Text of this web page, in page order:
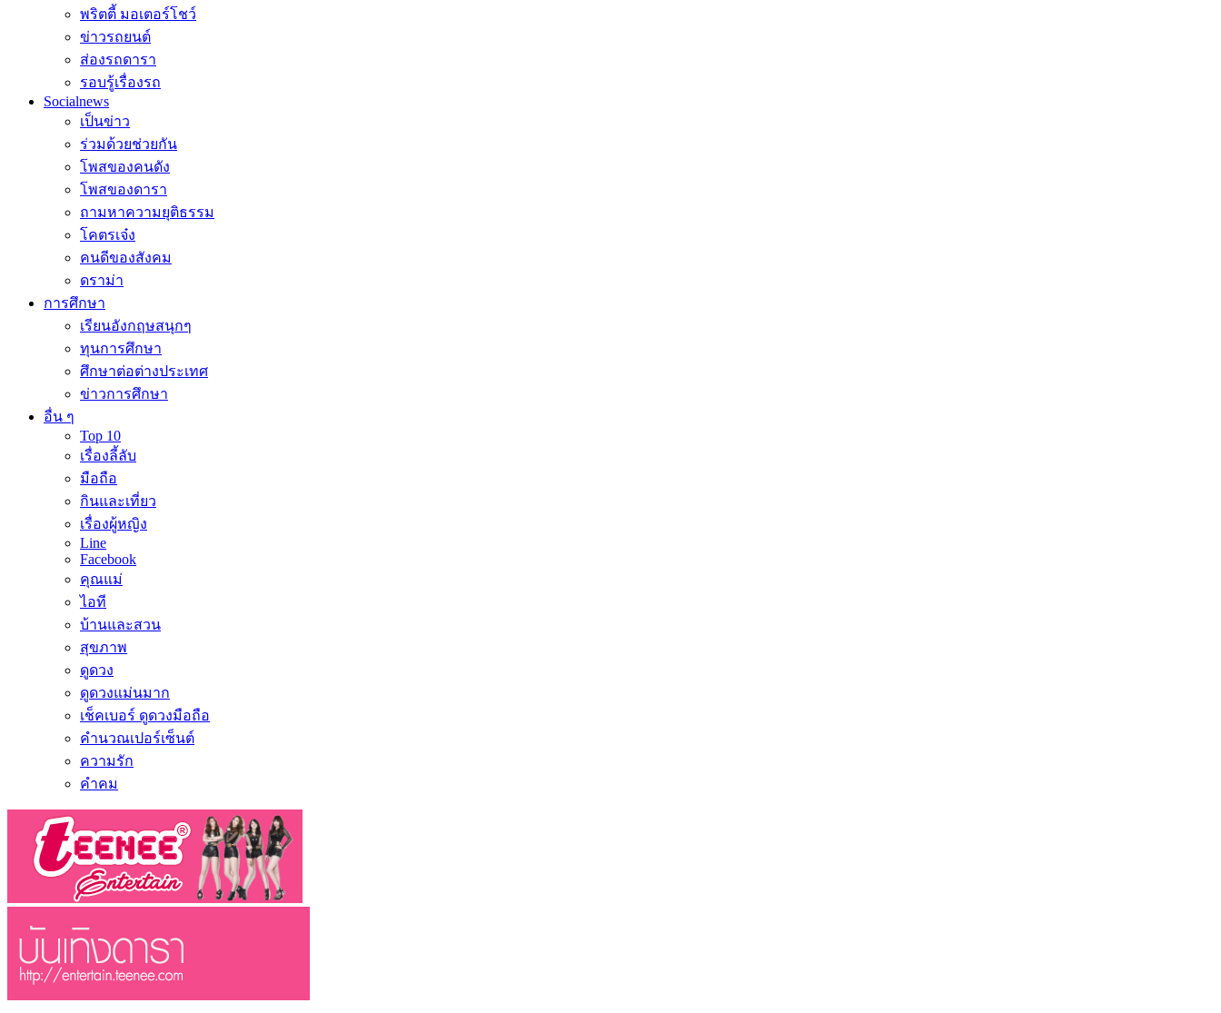
พริตตี้ มอเตอร์โชว์
ข่าวรถยนต์
ส่องรถดารา
รอบรู้เรื่องรถ
Socialnews
เป็นข่าว
ร่วมด้วยช่วยกัน
โพสของคนดัง
โพสของดารา
ถามหาความยุติธรรม
โคตรเจ๋ง
คนดีของสังคม
ดราม่า
การศึกษา
เรียนอังกฤษสนุกๆ
ทุนการศึกษา
ศึกษาต่อต่างประเทศ
ข่าวการศึกษา
อื่น ๆ
Top 10
เรื่องลี้ลับ
มือถือ
กินและเที่ยว
เรื่องผู้หญิง
Line
Facebook
คุณแม่
ไอที
บ้านและสวน
สุขภาพ
ดูดวง
ดูดวงแม่นมาก
เช็คเบอร์ ดูดวงมือถือ
คำนวณเปอร์เซ็นต์
ความรัก
คำคม